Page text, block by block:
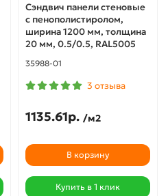
Сэндвич панели стеновые
с пенополистиролом,
ширина 1200 мм, толщина
20 мм, 0.5/0.5, RAL5005
35988-01
3 отзыва
1135.61р. /м2
В корзину
Купить в 1 клик